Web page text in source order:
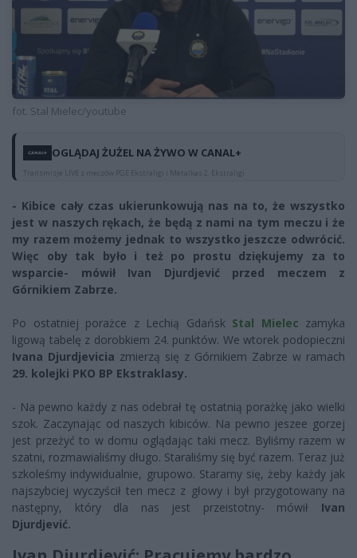
fot. Stal Mielec/youtube
OGLĄDAJ ŻUŻEL NA ŻYWO W CANAL+
Transmisje LIVE z meczów PGE Ekstraligi i Metalkas 2. Ekstraligi
- Kibice cały czas ukierunkowują nas na to, że wszystko
jest w naszych rękach, że będą z nami na tym meczu i że
my razem możemy jednak to wszystko jeszcze odwrócić.
Więc oby tak było i też po prostu dziękujemy za to
wsparcie- mówił Ivan Djurdjević przed meczem z
Górnikiem Zabrze.
Po ostatniej porażce z Lechią Gdańsk Stal Mielec zamyka
ligową tabelę z dorobkiem 24. punktów. We wtorek podopieczni
Ivana Djurdjevicia zmierzą się z Górnikiem Zabrze w ramach
29. kolejki PKO BP Ekstraklasy.
- Na pewno każdy z nas odebrał tę ostatnią porażkę jako wielki
szok. Zaczynając od naszych kibiców. Na pewno jeszee gorzej
jest przeżyć to w domu oglądając taki mecz. Byliśmy razem w
szatni, rozmawialiśmy długo. Staraliśmy się być razem. Teraz już
szkoleśmy indywidualnie, grupowo. Staramy się, żeby każdy jak
najszybciej wyczyścił ten mecz z głowy i był przygotowany na
następny, który dla nas jest przeistotny- mówił Ivan
Djurdjević.